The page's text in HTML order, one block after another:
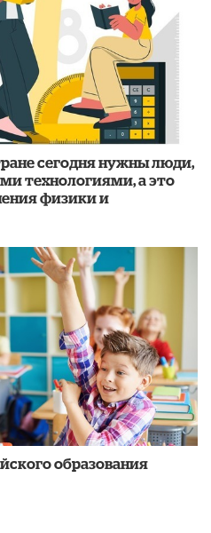
сегодня нужны люди,
технологиями, а это
физики и
образования